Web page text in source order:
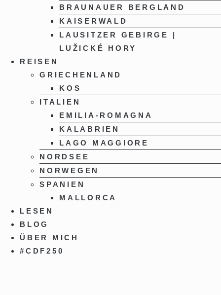
BRAUNAUER BERGLAND
KAISERWALD
LAUSITZER GEBIRGE |
LUŽICKÉ HORY
REISEN
GRIECHENLAND
KOS
ITALIEN
EMILIA-ROMAGNA
KALABRIEN
LAGO MAGGIORE
NORDSEE
NORWEGEN
SPANIEN
MALLORCA
LESEN
BLOG
ÜBER MICH
#CDF250